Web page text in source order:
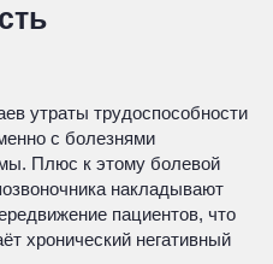
утраты трудоспособности
с болезнями
Плюс к этому болевой
накладывают
пациентов, что
хронический негативный